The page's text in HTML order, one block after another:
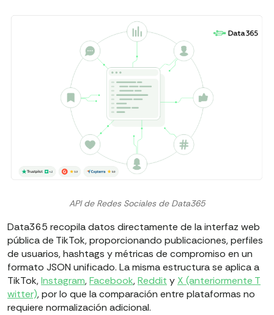
API de Redes Sociales de Data365
Data365 recopila datos directamente de la interfaz web
pública de TikTok, proporcionando publicaciones, perfiles
de usuarios, hashtags y métricas de compromiso en un
formato JSON unificado. La misma estructura se aplica a
TikTok,Instagram,Facebook,Reddit yX (anteriormente T
witter), por lo que la comparación entre plataformas no
requiere normalización adicional.